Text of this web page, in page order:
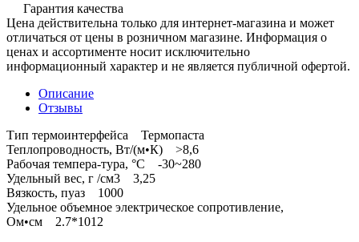
Гарантия качества
Цена действительна только для интернет-магазина и может
отличаться от цены в розничном магазине. Информация о
ценах и ассортименте носит исключительно
информационный характер и не является публичной офертой.
Описание
Отзывы
Тип термоинтерфейса Термопаста
Теплопроводность, Вт/(м•К) >8,6
Рабочая темпера-тура, °C -30~280
Удельный вес, г /см3 3,25
Вязкость, пуаз 1000
Удельное объемное электрическое сопротивление,
Ом•см 2.7*1012